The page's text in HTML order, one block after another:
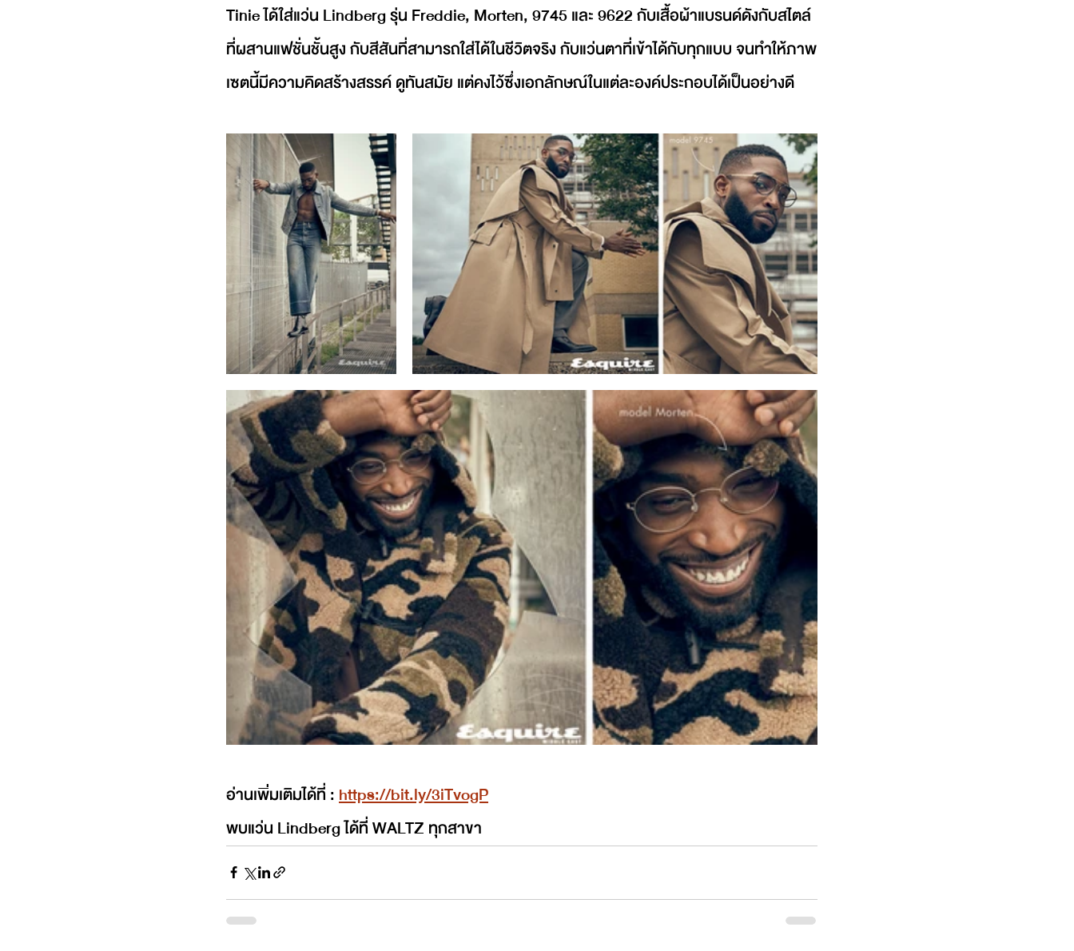
Tinie ได้ใส่แว่น Lindberg รุ่น Freddie, Morten, 9745 และ 9622 กับเสื้อผ้าแบรนด์ดังกับสไตล์
ที่ผสานแฟชั่นชั้นสูง กับสีสันที่สามารถใส่ได้ในชีวิตจริง กับแว่นตาที่เข้าได้กับทุกแบบ จนทำให้ภาพ
เซตนี้มีความคิดสร้างสรรค์ ดูทันสมัย แต่คงไว้ซึ่งเอกลักษณ์ในแต่ละองค์ประกอบได้เป็นอย่างดี
อ่านเพิ่มเติมได้ที่ : https://bit.ly/3iTvogP
พบแว่น Lindberg ได้ที่ WALTZ ทุกสาขา